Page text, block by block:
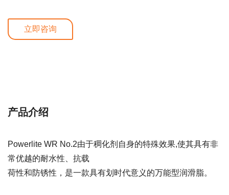
立即咨询
产品介绍
Powerlite WR No.2由于稠化剂自身的特殊效果,使其具有非
常优越的耐水性、抗载
荷性和防锈性，是一款具有划时代意义的万能型润滑脂。